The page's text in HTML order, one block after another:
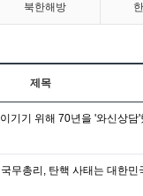
북한해방
제목
기기 위해 70년을 '와신상담
무총리, 탄핵 사태는 대한